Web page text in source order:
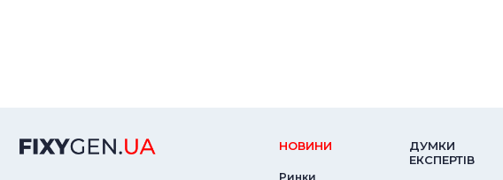
НОВИНИ
Ринки
ДУМКИ
ЕКСПЕРТIВ